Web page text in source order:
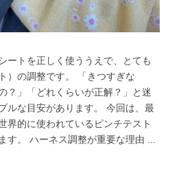
ートを正しく使ううえで、とても
）の調整です。 「きつすぎな
？」「どれくらいが正解？」と迷
ルな目安があります。 今回は、最
界的に使われているピンチテスト
す。 ハーネス調整が重要な理由 ...